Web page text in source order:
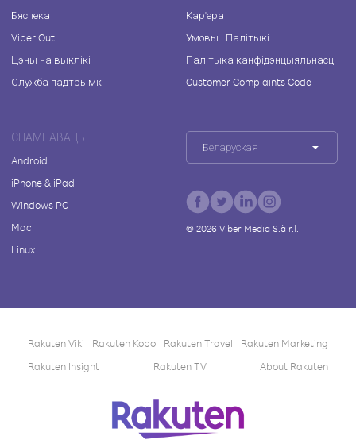
Бяспека
Viber Out
Цэны на выклікі
Служба падтрымкі
Кар'ера
Умовы і Палітыкі
Палітыка канфідэнцыяльнасці
Customer Complaints Code
СПАМПАВАЦЬ
Android
iPhone & iPad
Windows PC
Mac
Linux
Беларуская
© 2026Viber Media S.à r.l.
Rakuten Viki Rakuten Kobo Rakuten Travel
Rakuten Marketing
Rakuten Insight
Rakuten TV About Rakuten